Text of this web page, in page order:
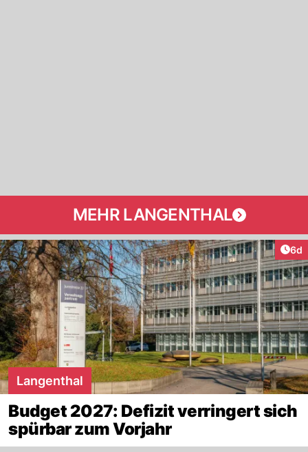
MEHR LANGENTHAL
6d
Langenthal
Budget 2027: Defizit verringert sich
spürbar zum Vorjahr